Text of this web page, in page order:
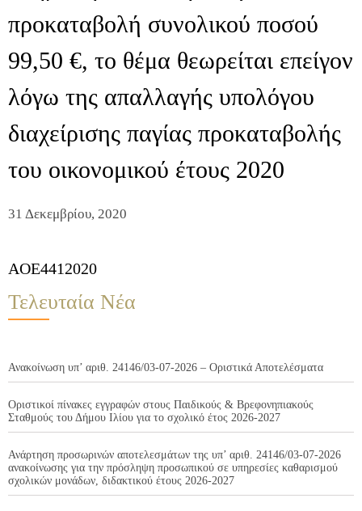
προκαταβολή συνολικού ποσού
99,50 €, το θέμα θεωρείται επείγον
λόγω της απαλλαγής υπολόγου
διαχείρισης παγίας προκαταβολής
του οικονομικού έτους 2020
31 Δεκεμβρίου, 2020
AOE4412020
Τελευταία Νέα
Ανακοίνωση υπ’ αριθ. 24146/03-07-2026 – Οριστικά Αποτελέσματα
Οριστικοί πίνακες εγγραφών στους Παιδικούς & Βρεφονηπιακούς
Σταθμούς του Δήμου Ιλίου για το σχολικό έτος 2026-2027
Ανάρτηση προσωρινών αποτελεσμάτων της υπ’ αριθ. 24146/03-07-2026
ανακοίνωσης για την πρόσληψη προσωπικού σε υπηρεσίες καθαρισμού
σχολικών μονάδων, διδακτικού έτους 2026-2027